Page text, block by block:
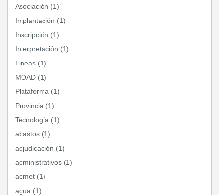
Asociación (1)
Implantación (1)
Inscripción (1)
Interpretación (1)
Lineas (1)
MOAD (1)
Plataforma (1)
Provincia (1)
Tecnología (1)
abastos (1)
adjudicación (1)
administrativos (1)
aemet (1)
agua (1)